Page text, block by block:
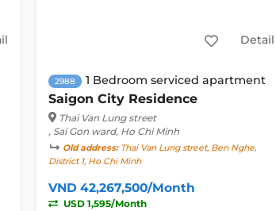
Detail
2988 1 Bedroom serviced apartment
Saigon City Residence
Thai Van Lung street
, Sai Gon ward, Ho Chi Minh
Old address:Thai Van Lung street, Ben Nghe,
District 1, Ho Chi Minh
VND 42,267,500/Month
USD 1,595/Month